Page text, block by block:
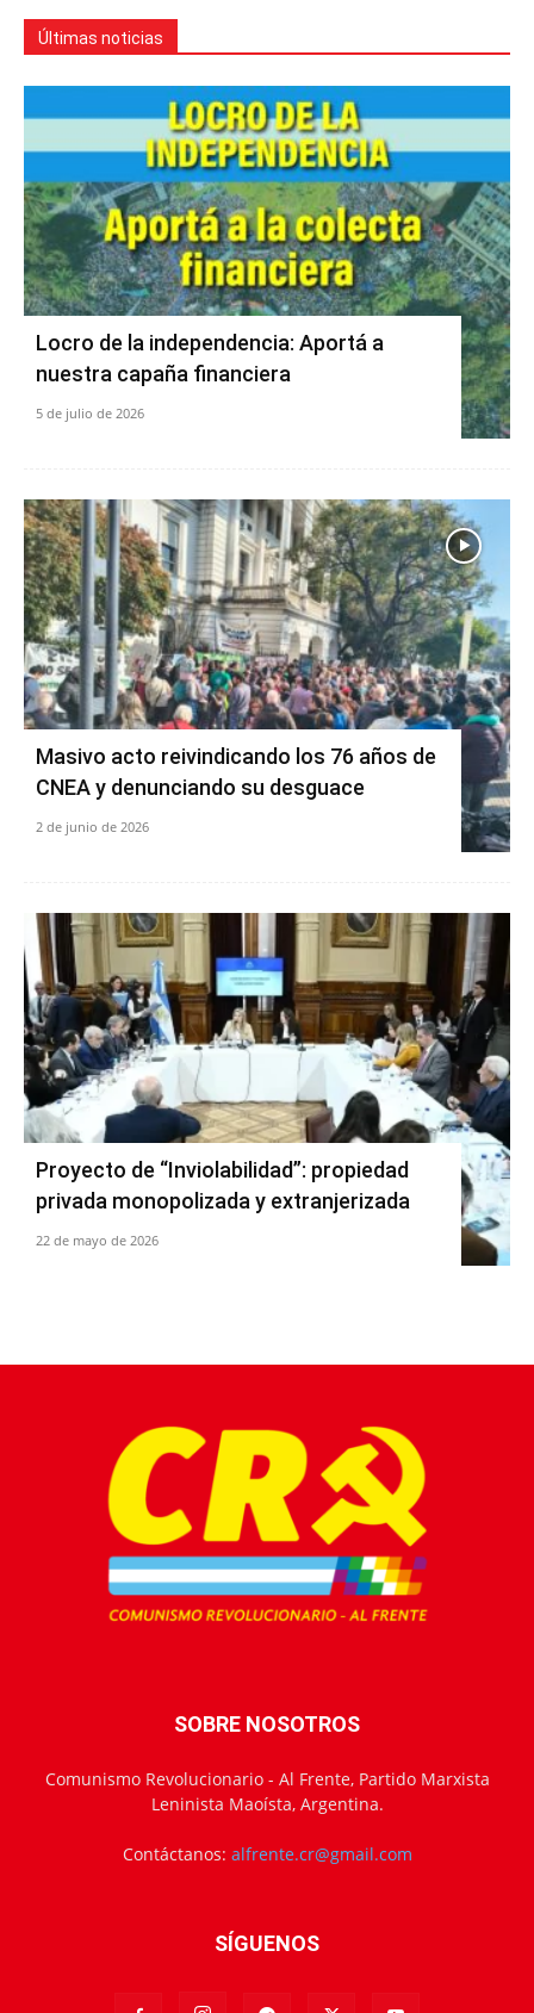
Últimas noticias
Locro de la independencia: Aportá a
nuestra capaña financiera
5 de julio de 2026
Masivo acto reivindicando los 76 años de
CNEA y denunciando su desguace
2 de junio de 2026
Proyecto de “Inviolabilidad”: propiedad
privada monopolizada y extranjerizada
22 de mayo de 2026
SOBRE NOSOTROS
Comunismo Revolucionario - Al Frente, Partido Marxista
Leninista Maoísta, Argentina.
Contáctanos: alfrente.cr@gmail.com
SÍGUENOS